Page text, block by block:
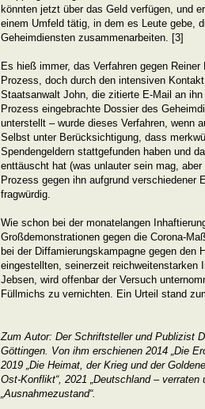
könnten jetzt über das Geld verfügen, und
einem Umfeld tätig, in dem es Leute gebe,
Geheimdiensten zusammenarbeiten. [3]
Es hieß immer, das Verfahren gegen
Prozess, doch durch den intensiven
Staatsanwalt John, die zitierte E-Mail an
Prozess eingebrachte Dossier des
unterstellt – wurde dieses Verfahren, wenn
Selbst unter Berücksichtigung, dass
Spendengeldern stattgefunden haben und
enttäuscht hat (was unlauter sein mag,
Prozess gegen ihn aufgrund verschiedener
fragwürdig.
Wie schon bei der monatelangen
Großdemonstrationen gegen die Corona-
bei der Diffamierungskampagne gegen den
eingestellten, seinerzeit reichweitenstarken
Jebsen, wird offenbar der Versuch
Füllmichs zu vernichten. Ein Urteil stand
Zum Autor: Der Schriftsteller und Publizist
Göttingen. Von ihm erschienen 2014 „Die
2019 „Die Heimat, der Krieg und der
Ost-Konflikt“, 2021 „Deutschland – verraten
„Ausnahmezustand“.